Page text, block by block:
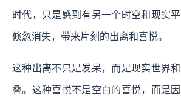
时代，只是感到有另一个时空和现实
倏忽消失，带来片刻的出离和喜悦。
这种出离不只是发呆，而是现实世界
叠。这种喜悦不是空白的喜悦，而是